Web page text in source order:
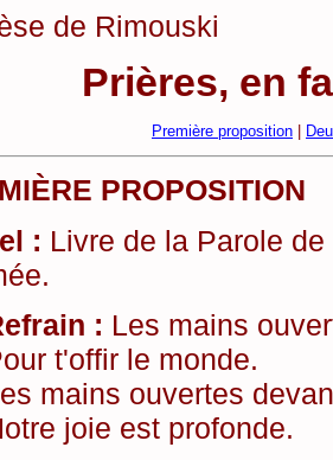
de Rimouski
Prières, en
Première proposition |
PROPOSITION
: Livre de la Parole
: Les mains
t'offir le monde.
mains ouvertes
joie est profonde.